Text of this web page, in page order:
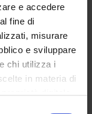
e accedere
fine di
misurare
e sviluppare
chi utilizza i
in materia di
digitale